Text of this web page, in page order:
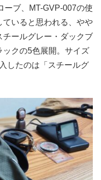
ーブ、MT-GVP-007の使
ていると思われる、やや
ールグレー・ダックブ
ックの5色展開。サイズ
したのは「スチールグ